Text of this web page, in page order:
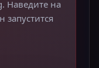
Наведите на
запустится